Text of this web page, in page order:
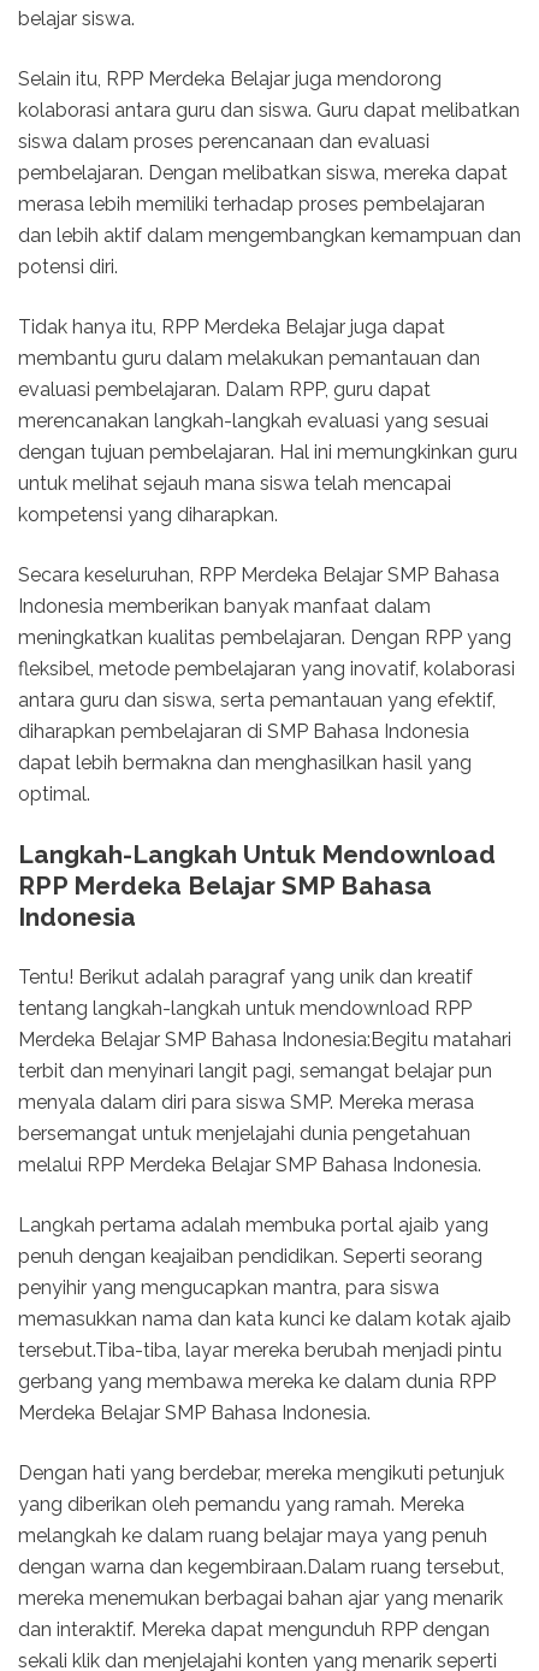
belajar siswa.
Selain itu, RPP Merdeka Belajar juga mendorong
kolaborasi antara guru dan siswa. Guru dapat melibatkan
siswa dalam proses perencanaan dan evaluasi
pembelajaran. Dengan melibatkan siswa, mereka dapat
merasa lebih memiliki terhadap proses pembelajaran
dan lebih aktif dalam mengembangkan kemampuan dan
potensi diri.
Tidak hanya itu, RPP Merdeka Belajar juga dapat
membantu guru dalam melakukan pemantauan dan
evaluasi pembelajaran. Dalam RPP, guru dapat
merencanakan langkah-langkah evaluasi yang sesuai
dengan tujuan pembelajaran. Hal ini memungkinkan guru
untuk melihat sejauh mana siswa telah mencapai
kompetensi yang diharapkan.
Secara keseluruhan, RPP Merdeka Belajar SMP Bahasa
Indonesia memberikan banyak manfaat dalam
meningkatkan kualitas pembelajaran. Dengan RPP yang
fleksibel, metode pembelajaran yang inovatif, kolaborasi
antara guru dan siswa, serta pemantauan yang efektif,
diharapkan pembelajaran di SMP Bahasa Indonesia
dapat lebih bermakna dan menghasilkan hasil yang
optimal.
Langkah-Langkah Untuk Mendownload
RPP Merdeka Belajar SMP Bahasa
Indonesia
Tentu! Berikut adalah paragraf yang unik dan kreatif
tentang langkah-langkah untuk mendownload RPP
Merdeka Belajar SMP Bahasa Indonesia:Begitu matahari
terbit dan menyinari langit pagi, semangat belajar pun
menyala dalam diri para siswa SMP. Mereka merasa
bersemangat untuk menjelajahi dunia pengetahuan
melalui RPP Merdeka Belajar SMP Bahasa Indonesia.
Langkah pertama adalah membuka portal ajaib yang
penuh dengan keajaiban pendidikan. Seperti seorang
penyihir yang mengucapkan mantra, para siswa
memasukkan nama dan kata kunci ke dalam kotak ajaib
tersebut.Tiba-tiba, layar mereka berubah menjadi pintu
gerbang yang membawa mereka ke dalam dunia RPP
Merdeka Belajar SMP Bahasa Indonesia.
Dengan hati yang berdebar, mereka mengikuti petunjuk
yang diberikan oleh pemandu yang ramah. Mereka
melangkah ke dalam ruang belajar maya yang penuh
dengan warna dan kegembiraan.Dalam ruang tersebut,
mereka menemukan berbagai bahan ajar yang menarik
dan interaktif. Mereka dapat mengunduh RPP dengan
sekali klik dan menjelajahi konten yang menarik seperti